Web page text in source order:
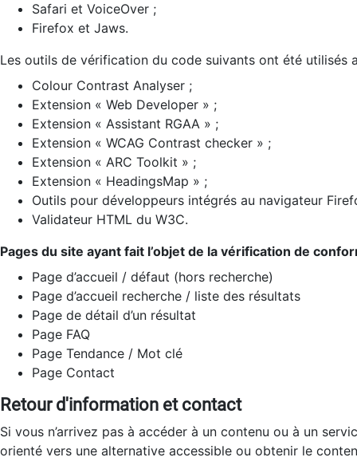
Safari et VoiceOver ;
Firefox et Jaws.
Les outils de vérification du code suivants ont été utilisés
Colour Contrast Analyser ;
Extension « Web Developer » ;
Extension « Assistant RGAA » ;
Extension « WCAG Contrast checker » ;
Extension « ARC Toolkit » ;
Extension « HeadingsMap » ;
Outils pour développeurs intégrés au navigateur
Validateur HTML du W3C.
Pages du site ayant fait l’objet de la vérification de
Page d’accueil / défaut (hors recherche)
Page d’accueil recherche / liste des résultats
Page de détail d’un résultat
Page FAQ
Page Tendance / Mot clé
Page Contact
Retour d'information et contact
Si vous n’arrivez pas à accéder à un contenu ou à un
orienté vers une alternative accessible ou obtenir le